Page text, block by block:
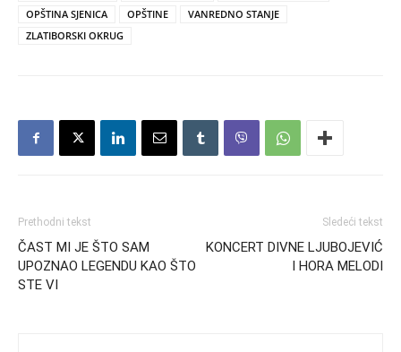
OPŠTINA SJENICA
OPŠTINE
VANREDNO STANJE
ZLATIBORSKI OKRUG
Prethodni tekst
ČAST MI JE ŠTO SAM
UPOZNAO LEGENDU KAO ŠTO
STE VI
Sledeći tekst
KONCERT DIVNE LJUBOJEVIĆ
I HORA MELODI